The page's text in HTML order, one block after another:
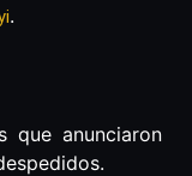
.
que anunciaron